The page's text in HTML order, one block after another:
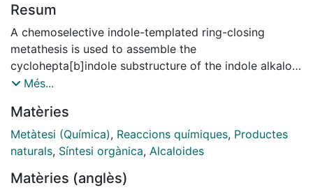
Resum
A chemoselective indole-templated ring-closing
metathesis is used to assemble the
cyclohepta[b]indole substructure of the indole alkaloid
ervitsine. A subsequent intramolecular Heck coupling
tethered vinyl halide accomplishes the closure of the
unique 2- azabicyclo[4.3.1]decane framework of the
alkaloid with concomitant incorporation of the
Més...
Matèries
Metàtesi (Química), Reaccions químiques, Productes
naturals, Síntesi orgànica, Alcaloides
Matèries (anglès)